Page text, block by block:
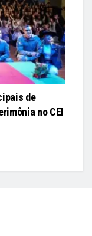
de
no CEI